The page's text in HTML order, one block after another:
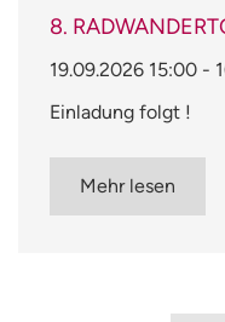
8.
19.09.2026 15:00 -
Einladung folgt !
Mehr lesen